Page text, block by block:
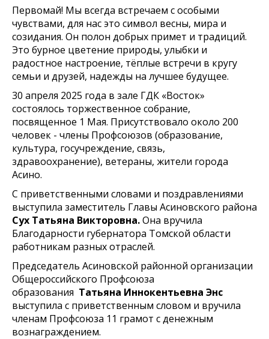
Первомай! Мы всегда встречаем с особыми
чувствами, для нас это символ весны, мира и
созидания. Он полон добрых примет и традиций.
Это бурное цветение природы, улыбки и
радостное настроение, тёплые встречи в кругу
семьи и друзей, надежды на лучшее будущее.
30 апреля 2025 года в зале ГДК «Восток»
состоялось торжественное собрание,
посвященное 1 Мая. Присутствовало около 200
человек - члены Профсоюзов (образование,
культура, госучреждение, связь,
здравоохранение), ветераны, жители города
Асино.
С приветственными словами и поздравлениями
выступила заместитель Главы Асиновского района
Сух Татьяна Викторовна.Она вручила
Благодарности губернатора Томской области
работникам разных отраслей.
Председатель Асиновской районной организации
Общероссийского Профсоюза
образования Татьяна Иннокентьевна Энс
выступила с приветственным словом и вручила
членам Профсоюза 11 грамот с денежным
вознаграждением.